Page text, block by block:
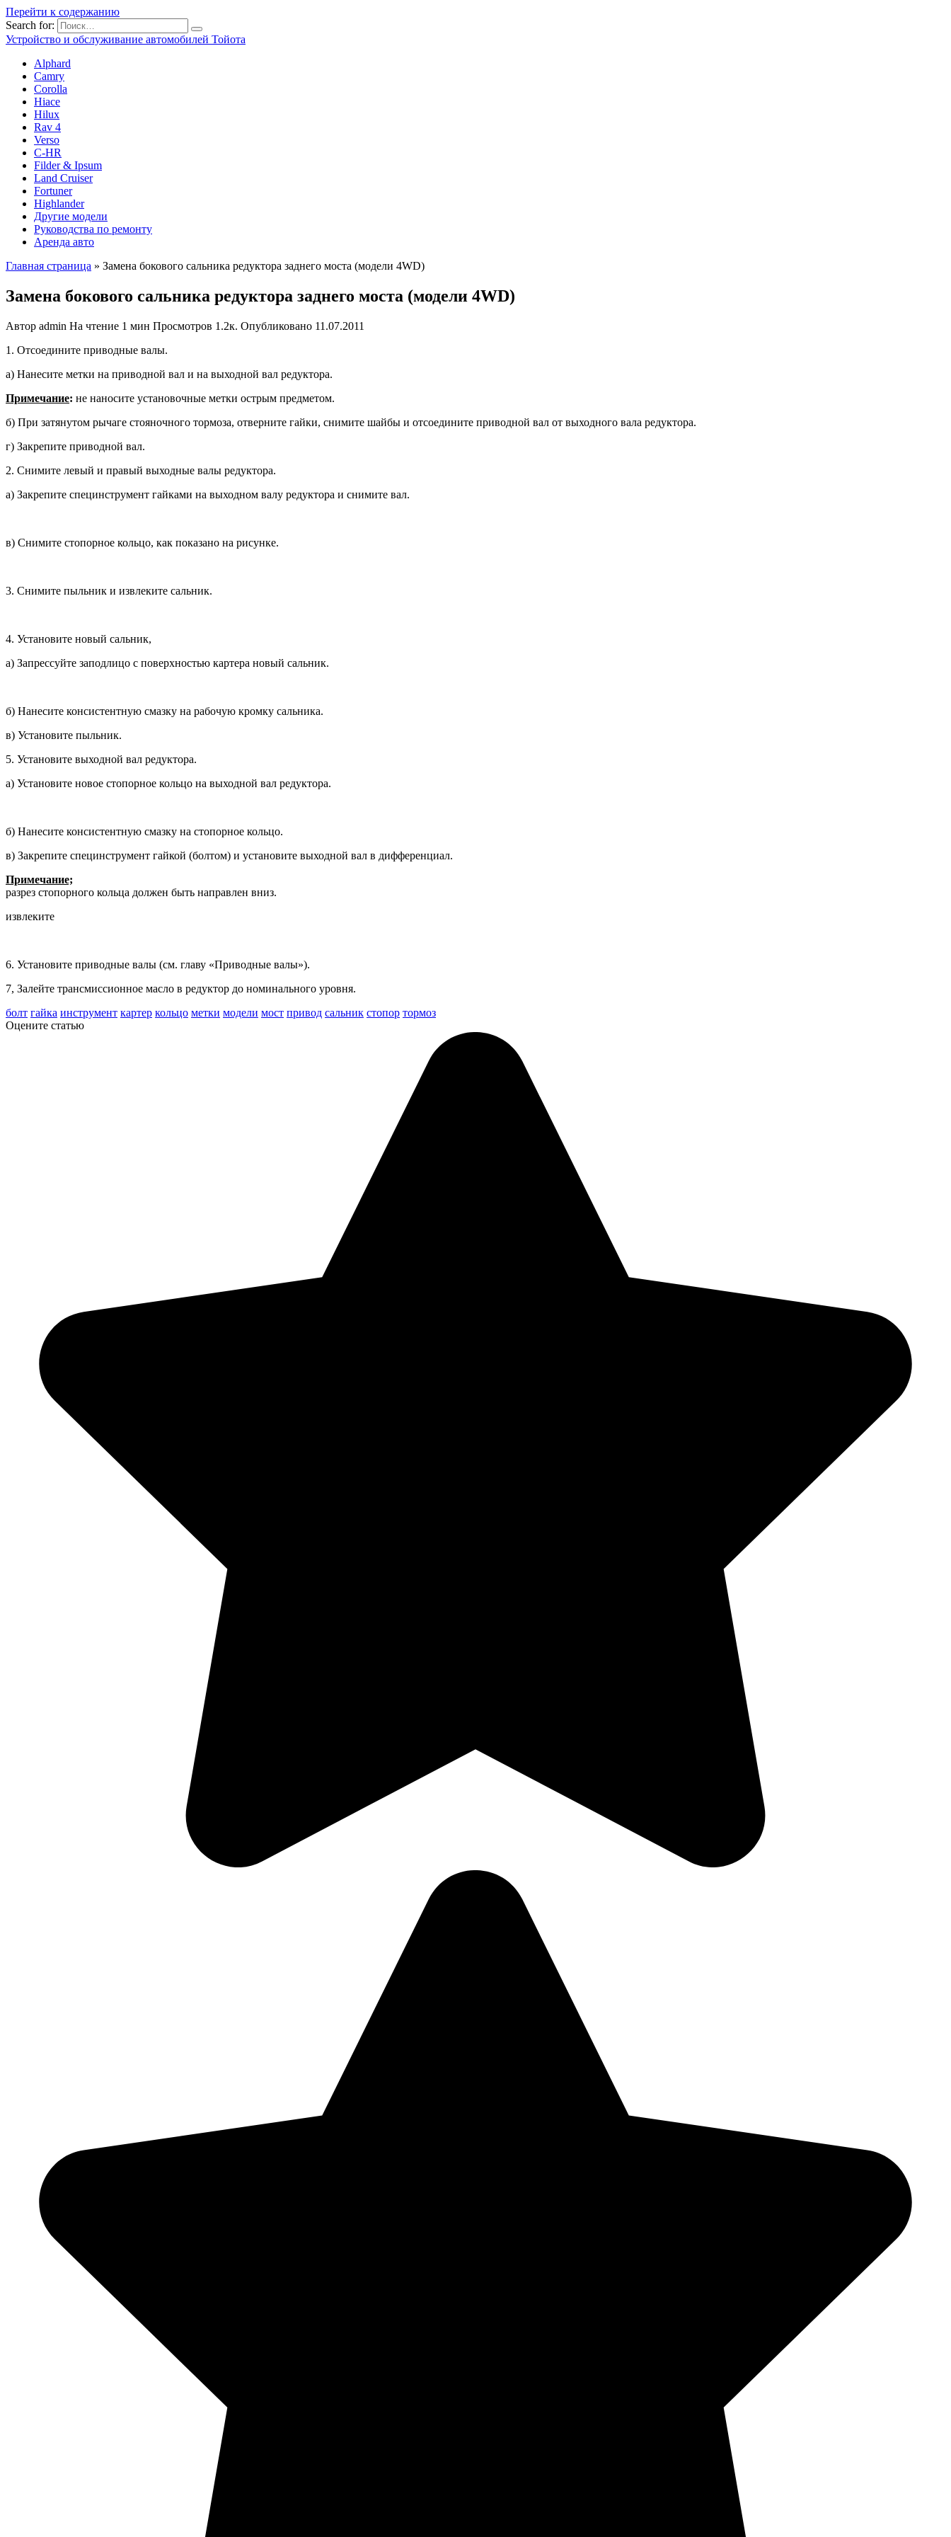
Перейти к содержанию
Search for:
Устройство и обслуживание автомобилей Тойота
Alphard
Camry
Corolla
Hiace
Hilux
Rav 4
Verso
C-HR
Filder & Ipsum
Land Cruiser
Fortuner
Highlander
Другие модели
Руководства по ремонту
Аренда авто
Главная страница » Замена бокового сальника редуктора заднего моста (модели 4WD)
Замена бокового сальника редуктора заднего моста (модели 4WD)
Автор admin На чтение 1 мин Просмотров 1.2к. Опубликовано 11.07.2011
1. Отсоедините приводные валы.
а) Нанесите метки на приводной вал и на выходной вал редуктора.
Примечание: не наносите устано­вочные метки острым предметом.
б) При затянутом рычаге стояночно­го тормоза, отверните гайки, сними­те шайбы и отсоедините приводной вал от выходного вала редуктора.
г) Закрепите приводной вал.
2. Снимите левый и правый выход­ные валы редуктора.
а) Закрепите специнструмент гайка­ми на выходном валу редуктора и снимите вал.
в) Снимите стопорное кольцо, как показано на рисунке.
3. Снимите пыльник и извлеките сальник.
4. Установите новый сальник,
а) Запрессуйте заподлицо с поверх­ностью картера новый сальник.
б) Нанесите консистентную смазку на рабочую кромку сальника.
в) Установите пыльник.
5. Установите выходной вал редуктора.
а) Установите новое стопорное кольцо на выходной вал редуктора.
б) Нанесите консистентную смазку на стопорное кольцо.
в) Закрепите специнструмент гайкой (болтом) и установите выходной вал в дифференциал.
Примечание;
разрез стопорного кольца должен быть направлен вниз.
извлеките
6. Установите приводные валы (см. главу «Приводные валы»).
7, Залейте трансмиссионное масло в редуктор до номинального уровня.
болт гайка инструмент картер кольцо метки модели мост привод сальник стопор тормоз
Оцените статью